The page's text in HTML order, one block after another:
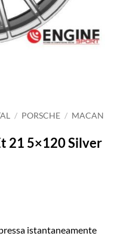
/ PORSCHE / MACAN
21 5×120 Silver
istantaneamente